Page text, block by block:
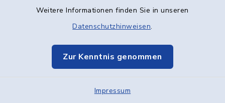
Weitere Informationen finden Sie in unseren
Datenschutzhinweisen.
Zur Kenntnis genommen
Impressum
Caritas-Centrum
Vöhringen
Vogelstraße 8, 89269